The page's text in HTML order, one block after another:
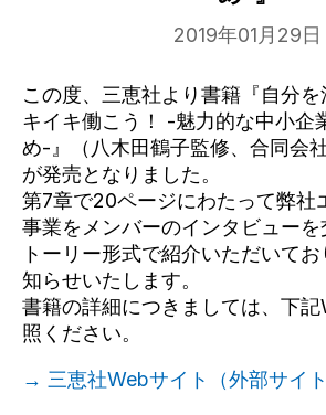
2019年01月29日
この度、三恵社より書籍『自分を
キイキ働こう！ -魅力的な中小企
め-』（八木田鶴子監修、合同会
が発売となりました。
第7章で20ページにわたって弊社
事業をメンバーのインタビューを
トーリー形式で紹介いただいて
知らせいたします。
書籍の詳細につきましては、下
照ください。
→ 三恵社Webサイト（外部サイト